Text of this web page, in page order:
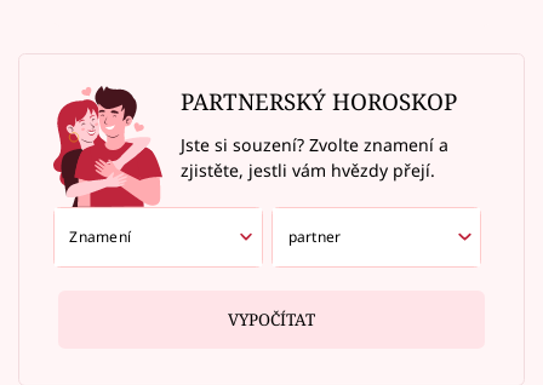
PARTNERSKÝ HOROSKOP
Jste si souzení? Zvolte znamení a
zjistěte, jestli vám hvězdy přejí.
VYPOČÍTAT